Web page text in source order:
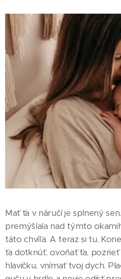
Mať ťa v náručí je splnený
premýšlala nad týmto
táto chvíľa. A teraz si tu.
ťa dotknúť, ovoňať ťa,
hlavičku, vnímať tvoj dych.